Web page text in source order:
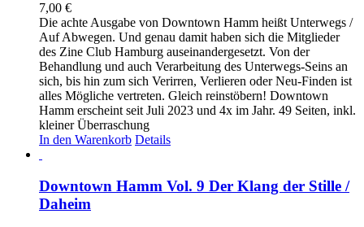
7,00 €
Die achte Ausgabe von Downtown Hamm heißt Unterwegs /
Auf Abwegen. Und genau damit haben sich die Mitglieder
des Zine Club Hamburg auseinandergesetzt. Von der
Behandlung und auch Verarbeitung des Unterwegs-Seins an
sich, bis hin zum sich Verirren, Verlieren oder Neu-Finden ist
alles Mögliche vertreten. Gleich reinstöbern! Downtown
Hamm erscheint seit Juli 2023 und 4x im Jahr. 49 Seiten, inkl.
kleiner Überraschung
In den Warenkorb Details
Downtown Hamm Vol. 9 Der Klang der Stille /
Daheim